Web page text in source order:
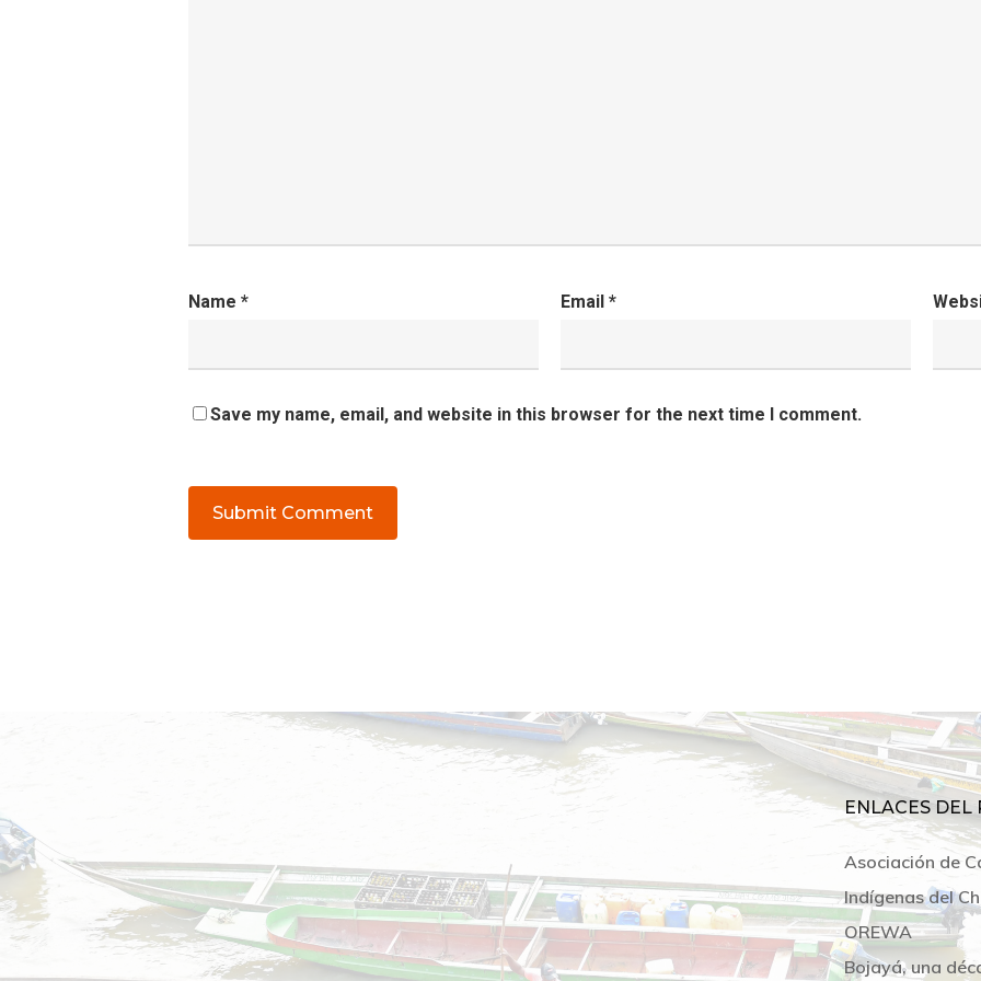
Name * Email *
Save my name, email, and website in this browser for the next time I comment.
ENLACES DEL
Asociación de
Indígenas del
OREWA
Bojayá, una